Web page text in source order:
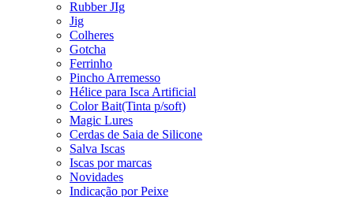
Rubber JIg
Jig
Colheres
Gotcha
Ferrinho
Pincho Arremesso
Hélice para Isca Artificial
Color Bait(Tinta p/soft)
Magic Lures
Cerdas de Saia de Silicone
Salva Iscas
Iscas por marcas
Novidades
Indicação por Peixe